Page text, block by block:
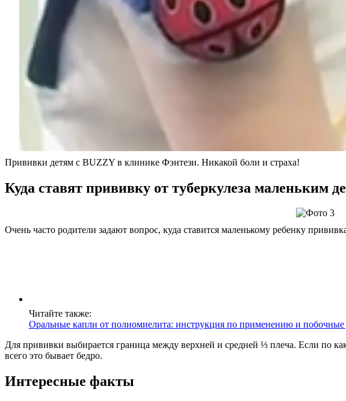
Прививки детям с BUZZY в клинике Фэнтези. Никакой боли и страха!
Куда ставят прививку от туберкулеза маленьким
Очень часто родители задают вопрос, куда ставится маленькому ребенку
Читайте также:
Оральные капли от полиомиелита: инструкция по применению и побочные
Для прививки выбирается граница между верхней и средней ⅓ плеча. Если по
всего это бывает бедро.
Интересные факты